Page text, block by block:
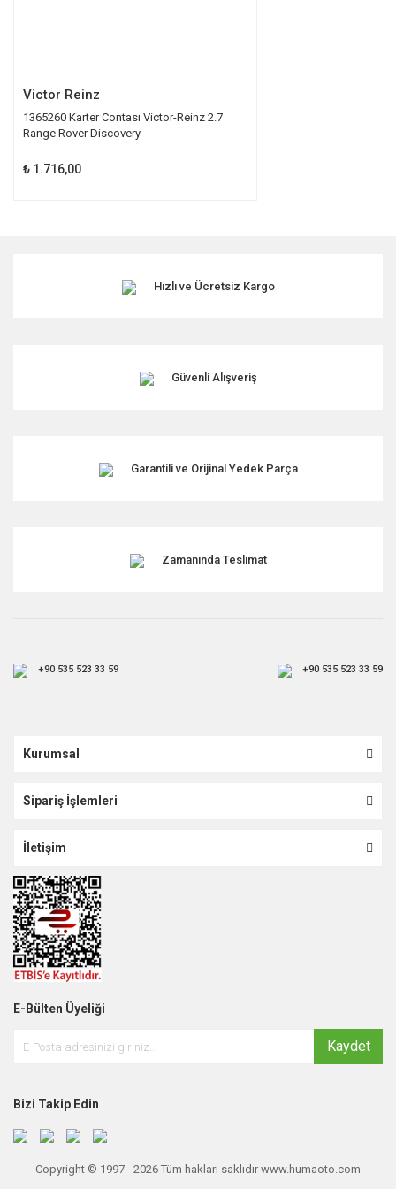
Victor Reinz
1365260 Karter Contası Victor-Reinz 2.7
Range Rover Discovery
₺ 1.716,00
Hızlı ve Ücretsiz Kargo
Güvenli Alışveriş
Garantili ve Orijinal Yedek Parça
Zamanında Teslimat
+90 535 523 33 59 +90 535 523 33 59
Kurumsal
Sipariş İşlemleri
İletişim
E-Bülten Üyeliği
Kaydet
Bizi Takip Edin
Copyright © 1997 - 2026 Tüm hakları saklıdır www.humaoto.com